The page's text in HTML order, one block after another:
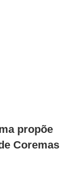
propõe
Coremas